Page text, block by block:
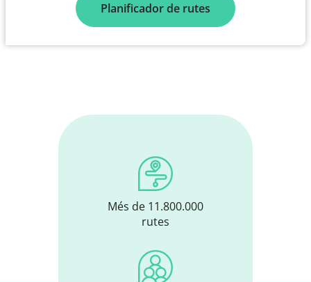
Planificador de rutes
Més de 11.800.000
rutes